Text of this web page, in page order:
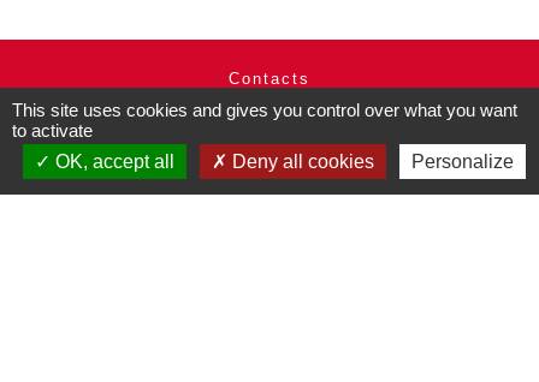
Contacts
Commune de Pullay
27130 Pullay - FRANCE
+33 2 32 32 18 58
This site uses cookies and gives you control over what you want
to activate
OK, accept all
Deny all cookies Personalize